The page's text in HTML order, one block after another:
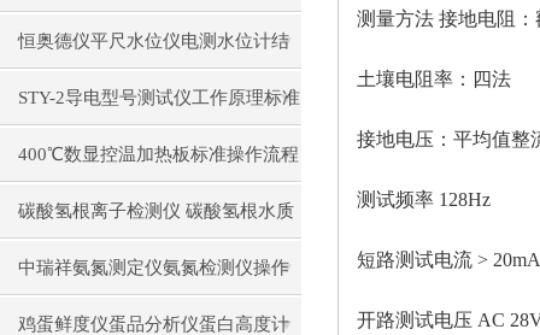
日常维护注意事项安装与接线步骤
恒奥德仪平尺水位仪电测水位计结
构原理操作使用
STY-2导电型号测试仪工作原理标准
操作流程
400℃数显控温加热板标准操作流程
碳酸氢根离子检测仪 碳酸氢根水质
测定仪操作使用
中瑞祥氨氮测定仪氨氮检测仪操作
前准备使用注意事项
鸡蛋鲜度仪蛋品分析仪蛋白高度计
测量方法 接地电阻
土壤电阻率：四法
接地电压：平均值整
测试频率 128Hz
短路测试电流 >
开路测试电压 AC